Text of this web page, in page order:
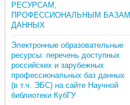
РЕСУРСАМ,
ПРОФЕССИОНАЛЬНЫМ БАЗАМ
ДАННЫХ
Электронные образовательные
ресурсы: перечень доступных
российских и зарубежных
профессиональных баз данных
(в т.ч. ЭБС) на сайте Научной
библиотеки КубГУ